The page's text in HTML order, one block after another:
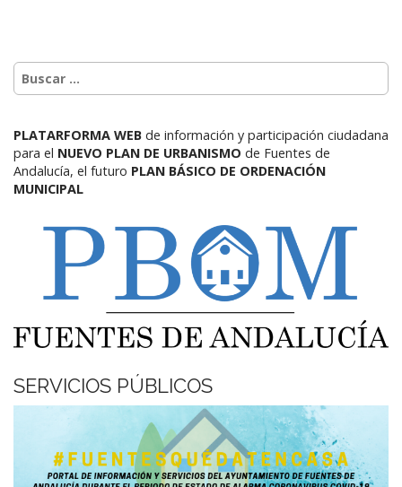
PLATARFORMA WEB de información y participación ciudadana
para el NUEVO PLAN DE URBANISMO de Fuentes de
Andalucía, el futuro PLAN BÁSICO DE ORDENACIÓN
MUNICIPAL
SERVICIOS PÚBLICOS